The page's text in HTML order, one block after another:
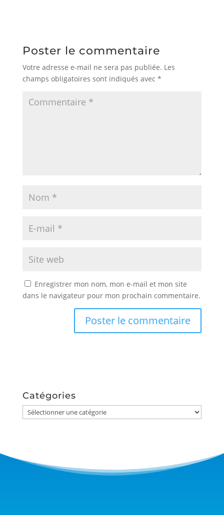
Poster le commentaire
Votre adresse e-mail ne sera pas publiée. Les
champs obligatoires sont indiqués avec *
Enregistrer mon nom, mon e-mail et mon site
dans le navigateur pour mon prochain commentaire.
Catégories
Catégories